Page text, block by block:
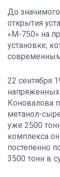
До
открытия
«М-750» на
установке,
22 сентября
напряженных
Коновалова
метанол-
уже 2500
комплекса
постепенно
3500 тонн в